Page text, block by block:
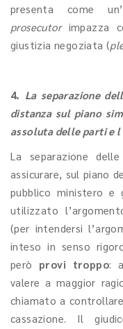
presenta come
prosecutor impazza
giustizia negoziata (
4. La separazione
distanza sul piano
assoluta delle parti e
La separazione
assicurare, sul piano
pubblico ministero e
utilizzato
(per intendersi
inteso in senso
però provi troppo:
valere a maggior
chiamato a
cassazione. Il